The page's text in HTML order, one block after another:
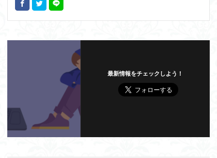
最新情報をチェックしよう！